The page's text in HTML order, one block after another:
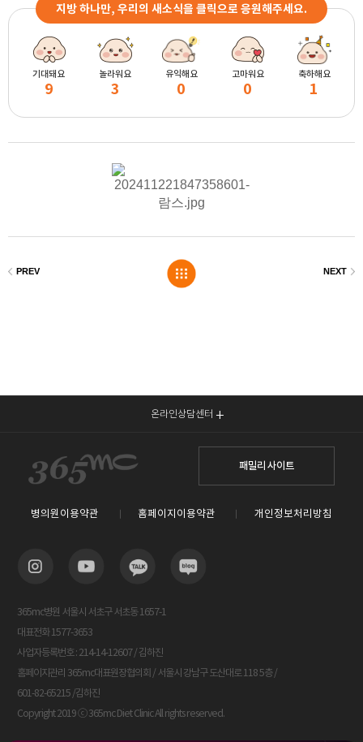
지방 하나만, 우리의 새소식을 클릭으로 응원해주세요.
기대돼요
9
놀라워요
3
유익해요
0
고마워요
0
축하해요
1
온라인상담센터
패밀리 사이트
병의원이용약관 홈페이지이용약관 개인정보처리방침
365mc병원 서울시 서초구 서초동 1657-1
대표전화 1577-3653
사업자등록번호 : 214-14-12607 / 김하진
홈페이지관리 365mc대표원장협의회 / 서울시 강남구 도산대로 118 5층 /
601-82-65215 /김하진
Copyright 2019 ⓒ 365mc Diet Clinic All rights reserved.